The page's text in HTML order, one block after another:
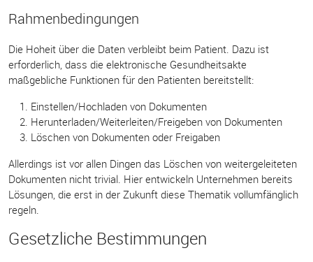
Rahmenbedingungen
Die Hoheit über die Daten verbleibt beim Patient. Dazu ist
erforderlich, dass die elektronische Gesundheitsakte
maßgebliche Funktionen für den Patienten bereitstellt:
Einstellen/Hochladen von Dokumenten
Herunterladen/Weiterleiten/Freigeben von Dokumenten
Löschen von Dokumenten oder Freigaben
Allerdings ist vor allen Dingen das Löschen von weitergeleiteten
Dokumenten nicht trivial. Hier entwickeln Unternehmen bereits
Lösungen, die erst in der Zukunft diese Thematik vollumfänglich
regeln.
Gesetzliche Bestimmungen